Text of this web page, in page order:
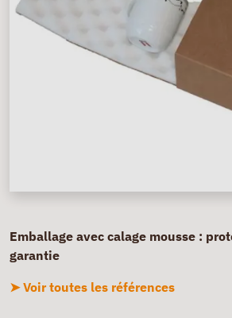
Emballage avec calage mousse :
garantie
➤ Voir toutes les références